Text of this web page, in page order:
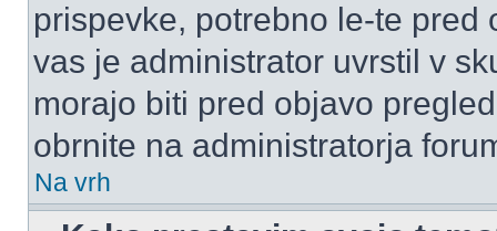
prispevke, potrebno le-te
vas je administrator uvrstil v
morajo biti pred objavo
obrnite na administratorja
Na vrh